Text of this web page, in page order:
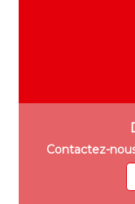
Contactez-